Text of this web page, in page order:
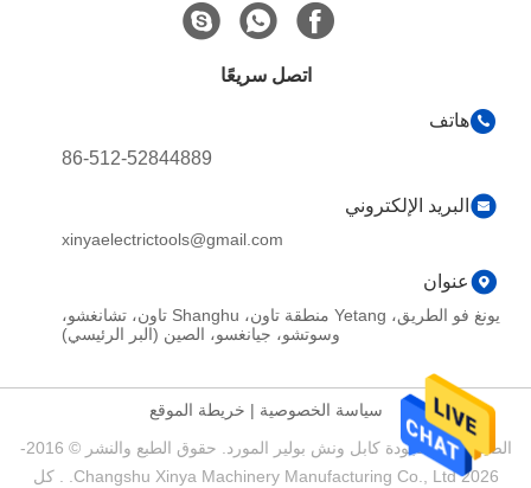
اتصل سريعًا
هاتف
86-512-52844889
البريد الإلكتروني
xinyaelectrictools@gmail.com
عنوان
يونغ فو الطريق، Yetang منطقة تاون، Shanghu تاون، تشانغشو،
وسوتشو، جيانغسو، الصين (البر الرئيسي)
سياسة الخصوصية|خريطة الموقع
الصين جيدة الجودة كابل ونش بولير المورد. حقوق الطبع والنشر © 2016-
2026 Changshu Xinya Machinery Manufacturing Co., Ltd. . كل